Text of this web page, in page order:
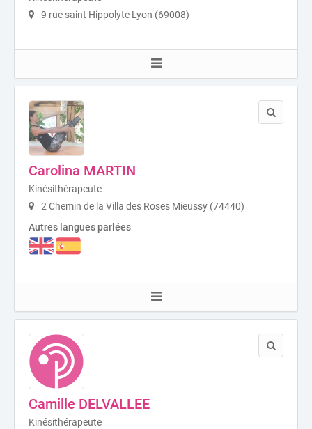
9 rue saint Hippolyte Lyon (69008)
Carolina MARTIN
Kinésithérapeute
2 Chemin de la Villa des Roses Mieussy (74440)
Autres langues parlées
Camille DELVALLEE
Kinésithérapeute